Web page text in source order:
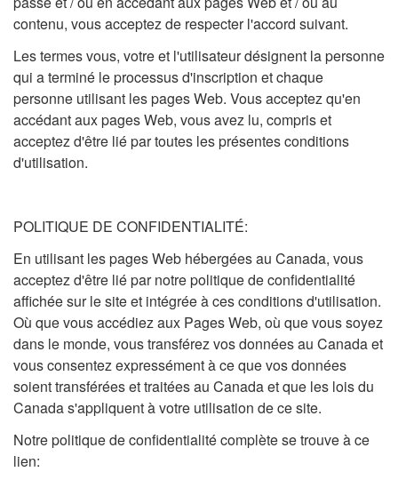
contenu, vous acceptez de respecter l'accord suivant.
Les termes vous, votre et l'utilisateur désignent la personne
qui a terminé le processus d'inscription et chaque
personne utilisant les pages Web. Vous acceptez qu'en
accédant aux pages Web, vous avez lu, compris et
acceptez d'être lié par toutes les présentes conditions
d'utilisation.
POLITIQUE DE CONFIDENTIALITÉ:
En utilisant les pages Web hébergées au Canada, vous
acceptez d'être lié par notre politique de confidentialité
affichée sur le site et intégrée à ces conditions d'utilisation.
Où que vous accédiez aux Pages Web, où que vous soyez
dans le monde, vous transférez vos données au Canada et
vous consentez expressément à ce que vos données
soient transférées et traitées au Canada et que les lois du
Canada s'appliquent à votre utilisation de ce site.
Notre politique de confidentialité complète se trouve à ce
lien: